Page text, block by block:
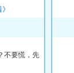
不要慌，先